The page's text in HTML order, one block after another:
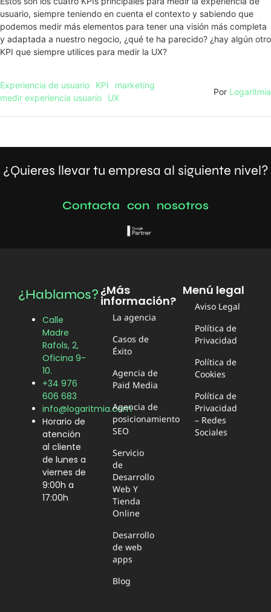
usuario, siempre teniendo en cuenta el contexto y sabiendo que
podemos medir más elementos para tener una visión más completa
y adaptada a nuestro negocio, ¿qué te ha parecido? ¿hay algún otro
KPI que siempre utilices para medir la UX?
Experiencia de usuario KPI
marketing
medir experiencia usuario
UX
Por Logaritmia
¿Quieres llevar tu empresa al siguiente nivel?
Contacta con nosotros
¿Hablamos?
Calle
Madre
Rafols, 2,
Oficina 9-
10.
+34 976
606 683
info@logaritmia.com
Horario de
atención
al cliente
de lunes a
viernes de
9:00h a
17:00h
¿Más
información?
La agencia
Casos de
Éxito
Agencia de
Paid Media
Agencia de
posicionamiento
SEO
Servicio
de
Desarrollo
Web Y
Tienda
Online
Desarrollo
de web
apps
Blog
Menú legal
Aviso Legal
Política de
Privacidad
Política de
Cookies
Política de
Privacidad
– Redes
Sociales